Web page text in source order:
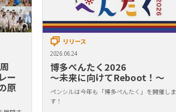
ー
原
リリース
2026.06.24
博多ぺんたく2026
〜未来に向けてReboot！〜
ペンシルは今年も「博多ぺんたく」を開催しま
す！